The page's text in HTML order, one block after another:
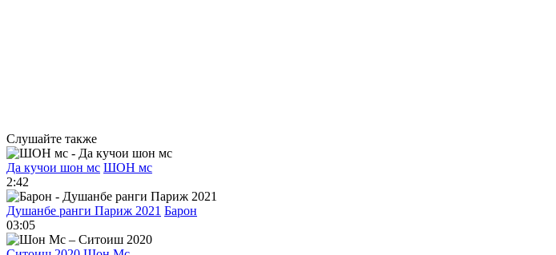
Слушайте также
Да кучои шон мс ШОН мс
2:42
Душанбе ранги Париж 2021 Барон
03:05